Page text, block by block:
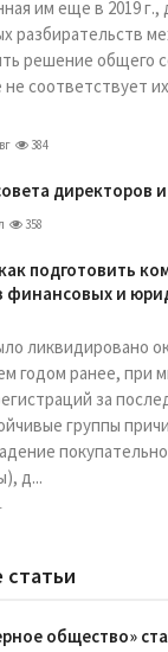
им еще в 2019 г.,
разбирательств
решение общего
соответствует
384
директоров
358
подготовить
финансовых и
ликвидировано
годом ранее, при
за
группы
д...
общество»